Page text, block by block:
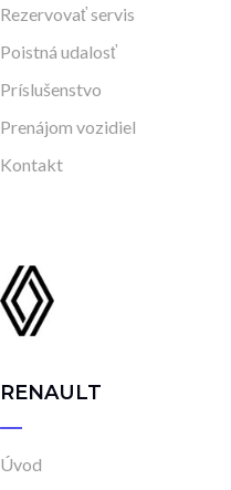
Rezervovať servis
Poistná udalosť
Príslušenstvo
Prenájom vozidiel
Kontakt
RENAULT
Úvod